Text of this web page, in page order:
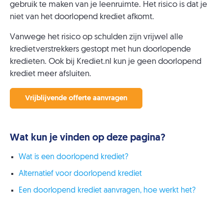
gebruik te maken van je leenruimte. Het risico is dat je
niet van het doorlopend krediet afkomt.
Vanwege het risico op schulden zijn vrijwel alle
kredietverstrekkers gestopt met hun doorlopende
kredieten. Ook bij Krediet.nl kun je geen doorlopend
krediet meer afsluiten.
Vrijblijvende offerte aanvragen
Wat kun je vinden op deze pagina?
Wat is een doorlopend krediet?
Alternatief voor doorlopend krediet
Een doorlopend krediet aanvragen, hoe werkt het?